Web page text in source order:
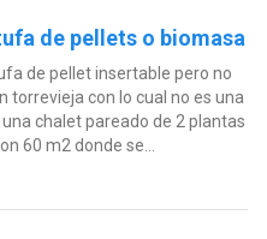
de pellets o biomasa
de pellet insertable pero no
torrevieja con lo cual no es una
chalet pareado de 2 plantas
60 m2 donde se...